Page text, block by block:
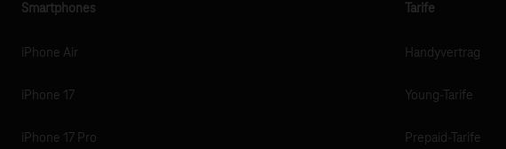
Smartphones
iPhone Air
iPhone 17
iPhone 17 Pro
Tarife
Handyvertrag
Young-Tarife
Prepaid-Tarife